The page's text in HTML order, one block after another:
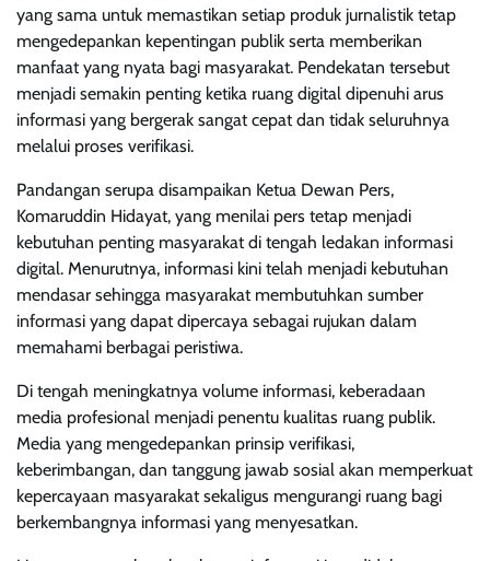
yang sama untuk memastikan setiap produk jurnalistik tetap
mengedepankan kepentingan publik serta memberikan
manfaat yang nyata bagi masyarakat. Pendekatan tersebut
menjadi semakin penting ketika ruang digital dipenuhi arus
informasi yang bergerak sangat cepat dan tidak seluruhnya
melalui proses verifikasi.
Pandangan serupa disampaikan Ketua Dewan Pers,
Komaruddin Hidayat, yang menilai pers tetap menjadi
kebutuhan penting masyarakat di tengah ledakan informasi
digital. Menurutnya, informasi kini telah menjadi kebutuhan
mendasar sehingga masyarakat membutuhkan sumber
informasi yang dapat dipercaya sebagai rujukan dalam
memahami berbagai peristiwa.
Di tengah meningkatnya volume informasi, keberadaan
media profesional menjadi penentu kualitas ruang publik.
Media yang mengedepankan prinsip verifikasi,
keberimbangan, dan tanggung jawab sosial akan memperkuat
kepercayaan masyarakat sekaligus mengurangi ruang bagi
berkembangnya informasi yang menyesatkan.